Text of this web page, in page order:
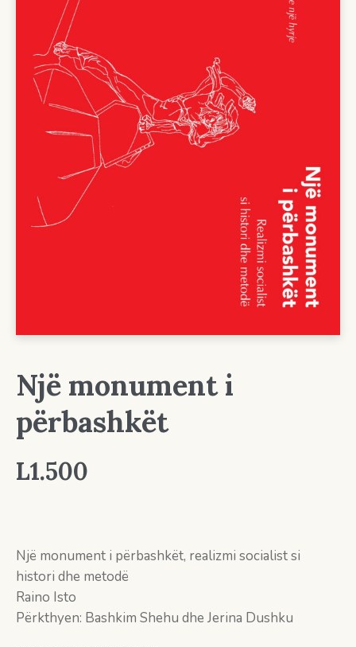
Një monument i
përbashkët
L1.500
Një monument i përbashkët, realizmi socialist si
histori dhe metodë
Raino Isto
Përkthyen: Bashkim Shehu dhe Jerina Dushku